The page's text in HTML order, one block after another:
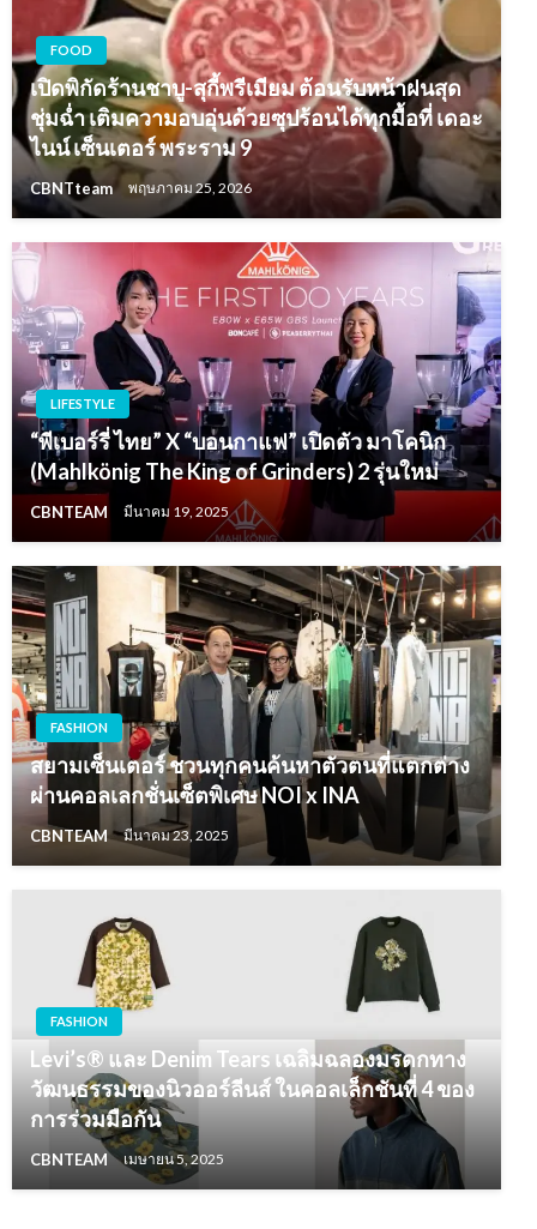
FOOD
เปิดพิกัดร้านชาบู-สุกี้พรีเมียม ต้อนรับหน้าฝนสุด
ชุ่มฉ่ำ เติมความอบอุ่นด้วยซุปร้อนได้ทุกมื้อที่ เดอะ
ไนน์ เซ็นเตอร์ พระราม 9
CBNTteam พฤษภาคม 25, 2026
LIFESTYLE
“พีเบอร์รี่ ไทย” X “บอนกาแฟ” เปิดตัว มาโคนิก
(Mahlkönig The King of Grinders) 2 รุ่นใหม่
CBNTEAM มีนาคม 19, 2025
FASHION
สยามเซ็นเตอร์ ชวนทุกคนค้นหาตัวตนที่แตกต่าง
ผ่านคอลเลกชั่นเซ็ตพิเศษ NOI x INA
CBNTEAM มีนาคม 23, 2025
FASHION
Levi’s® และ Denim Tears เฉลิมฉลองมรดกทาง
วัฒนธรรมของนิวออร์ลีนส์ ในคอลเล็กชันที่ 4 ของ
การร่วมมือกัน
CBNTEAM เมษายน 5, 2025